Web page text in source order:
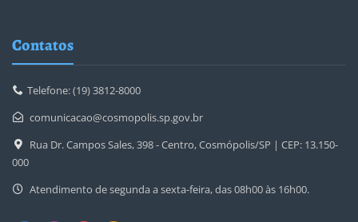
Contatos
Telefone: (19) 3812-8000
comunicacao@cosmopolis.sp.gov.br
Rua Dr. Campos Sales, 398 - Centro, Cosmópolis/SP | CEP: 13.150-
000
Atendimento de segunda a sexta-feira, das 08h00 às 16h00.